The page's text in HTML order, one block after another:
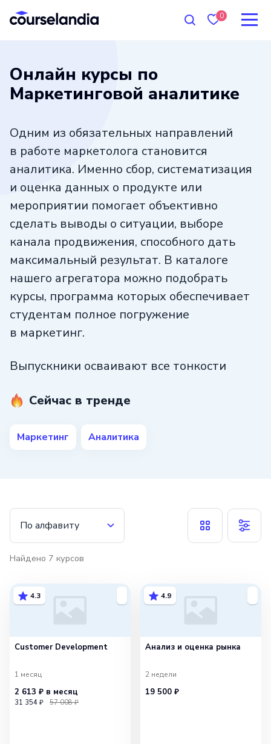
0
Онлайн курсы по
Маркетинговой аналитике
Одним из обязательных направлений
в работе маркетолога становится
аналитика. Именно сбор, систематизация
и оценка данных о продукте или
мероприятии помогает объективно
сделать выводы о ситуации, выборе
канала продвижения, способного дать
максимальный результат. В каталоге
нашего агрегатора можно подобрать
курсы, программа которых обеспечивает
студентам полное погружение
в маркетинг.
Выпускники осваивают все тонкости
инструментов анализа, разработки плана
кампании. В портфолио будет несколько
Сейчас в тренде
Маркетинг Аналитика
По алфавиту
Найдено 7 курсов
4.3
Customer Development
1 месяц
2 613 ₽ в месяц
31 354 ₽ 57 008 ₽
4.9
Анализ и оценка рынка
2 недели
19 500 ₽